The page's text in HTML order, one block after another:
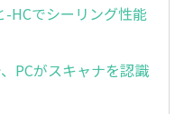
HCでシーリング性能
PCがスキャナを認識